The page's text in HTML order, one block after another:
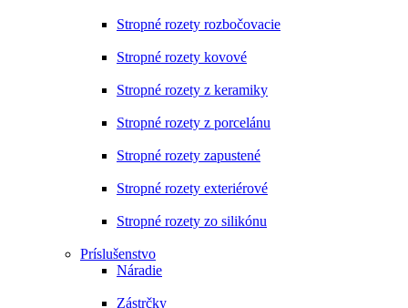
Stropné rozety rozbočovacie
Stropné rozety kovové
Stropné rozety z keramiky
Stropné rozety z porcelánu
Stropné rozety zapustené
Stropné rozety exteriérové
Stropné rozety zo silikónu
Príslušenstvo
Náradie
Zástrčky